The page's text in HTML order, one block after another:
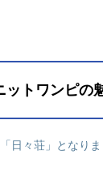
楽しいバレン
荘」。5人は
「今度はホン
ットワンピの
日々荘」となり